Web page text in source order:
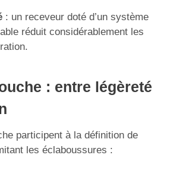
: un receveur doté d’un système
réduit considérablement les
: entre légèreté
participent à la définition de
les éclaboussures :